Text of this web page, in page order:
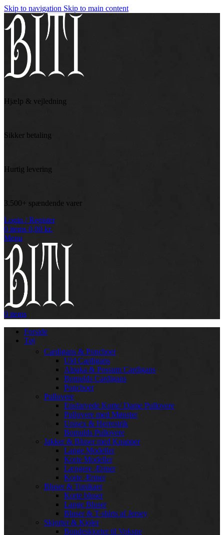
Skip to navigation Skip to main content
Hjælp & vejledning
Sikker betaling
Hurtig levering
3.500+ spændende varer
Login / Register
0 items 0,00 kr.
Menu
0 items
Forside
Tøj
Cardigans & Ponchoer
Uld Cardigans
Alpaka & Possum Cardigans
Bomulds Cardigans
Ponchoer
Pullovere
Ensfarvede Korte/ Dame Pullovere
Pullovere med Mønster
Unisex & Herrestrik
Bomulds Pullovere
Jakker & Bluser med Knapper
Lange Modeller
Korte Modeller
Længere Ærmer
Korte Ærmer
Bluser & Tunikaer
Korte bluser
Lange Bluser
Bluser & T-shirts af Jersey
Skjorter & Kjoler
Bondeskjorter til Voksne